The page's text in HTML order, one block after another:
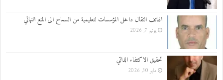
الهاتف النقال داخل المؤسسات لتعليمية من السماح الى المنع النهائي
يونيو 7, 2026
تحقيق الاكتفاء الذاتي
مايو 30, 2026